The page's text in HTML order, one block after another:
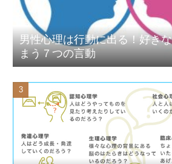
男性心理は行動に出る！好き
まう７つの言動